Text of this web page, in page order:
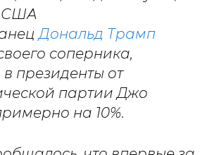
США
Дональд Трамп
соперника,
президенты от
партии Джо
на 10%.